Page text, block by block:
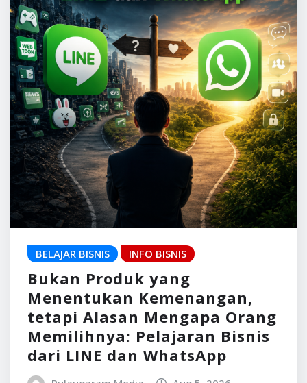
BELAJAR BISNIS INFO BISNIS
Bukan Produk yang
Menentukan Kemenangan,
tetapi Alasan Mengapa Orang
Memilihnya: Pelajaran Bisnis
dari LINE dan WhatsApp